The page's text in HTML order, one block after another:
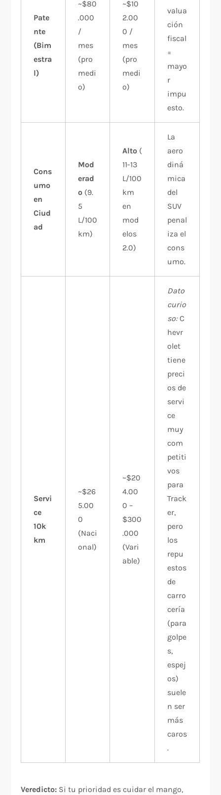
Pate
nte
(Bim
estra
l)
~$80
.000
/
mes
(pro
medi
o)
~$10
2.00
0 /
mes
(pro
medi
o)
valua
ción
fiscal
=
mayo
r
impu
esto.
Cons
umo
en
Ciud
ad
Mod
erad
o (9.
5
L/100
km)
Alto (
11-13
L/100
km
en
mod
elos
2.0)​
La
aero
diná
mica
del
SUV
penal
iza el
cons
umo.
Servi
ce
10k
km
~$26
5.00
0
(Naci
onal)​
~$20
4.00
0 –
$300
.000
(Vari
able)
Dato
curio
so:C
hevr
olet
tiene
preci
os de
servi
ce
muy
com
petiti
vos
para
Track
er,
pero
los
repu
estos
de
carro
cería
(para
golpe
s,
espej
os)
suele
n ser
más
caros
.
Veredicto: Si tu prioridad es cuidar el mango,